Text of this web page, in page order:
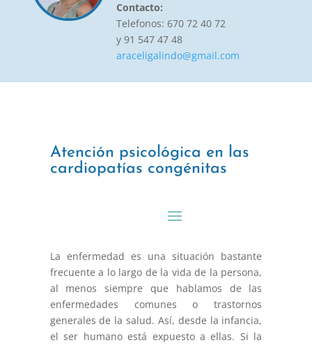
Contacto:
Telefonos: 670 72 40 72
y 91 547 47 48
araceligalindo@gmail.com
Atención psicológica en las
cardiopatías congénitas
La enfermedad es una situación bastante
frecuente a lo largo de la vida de la persona,
al menos siempre que hablamos de las
enfermedades comunes o trastornos
generales de la salud. Así, desde la infancia,
el ser humano está expuesto a ellas. Si la